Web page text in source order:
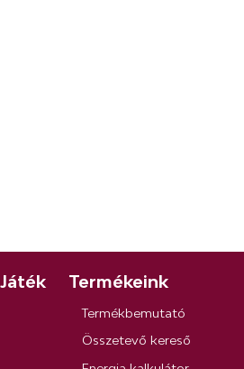
Játék Termékeink
Termékbemutató
Összetevő kereső